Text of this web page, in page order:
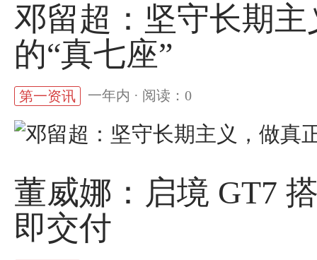
邓留超：坚守长期
的“真七座”
第一资讯 一年内 · 阅读：0
董威娜：启境 GT7
即交付